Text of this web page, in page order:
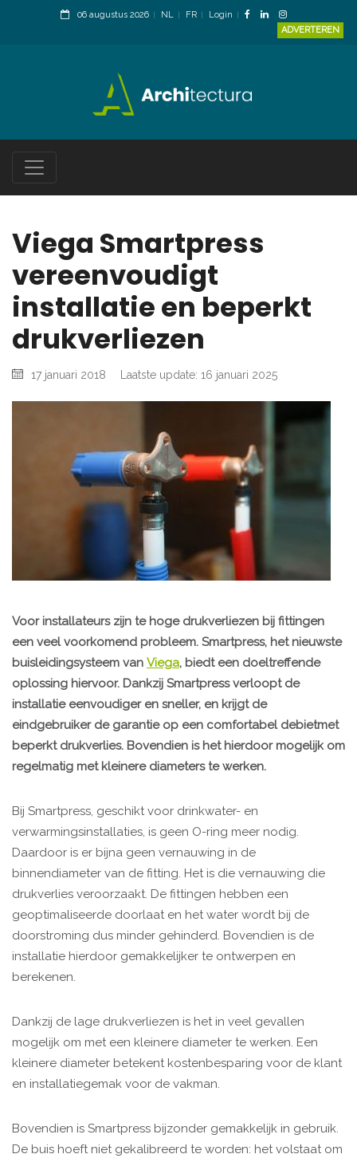
06 augustus 2026 NL FR
Login
ADVERTEREN
Viega Smartpress
vereenvoudigt
installatie en beperkt
drukverliezen
17 januari 2018 Laatste update: 16 januari 2025
Voor installateurs zijn te hoge drukverliezen bij fittingen
een veel voorkomend probleem. Smartpress, het nieuwste
buisleidingsysteem van Viega, biedt een doeltreffende
oplossing hiervoor. Dankzij Smartpress verloopt de
installatie eenvoudiger en sneller, en krijgt de
eindgebruiker de garantie op een comfortabel debietmet
beperkt drukverlies. Bovendien is het hierdoor mogelijk om
regelmatig met kleinere diameters te werken.
Bij Smartpress, geschikt voor drinkwater- en
verwarmingsinstallaties, is geen O-ring meer nodig.
Daardoor is er bijna geen vernauwing in de
binnendiameter van de fitting. Het is die vernauwing die
drukverlies veroorzaakt. De fittingen hebben een
geoptimaliseerde doorlaat en het water wordt bij de
doorstroming dus minder gehinderd. Bovendien is de
installatie hierdoor gemakkelijker te ontwerpen en
berekenen.
Dankzij de lage drukverliezen is het in veel gevallen
mogelijk om met een kleinere diameter te werken. Een
kleinere diameter betekent kostenbesparing voor de klant
en installatiegemak voor de vakman.
Bovendien is Smartpress bijzonder gemakkelijk in gebruik.
De buis hoeft niet gekalibreerd te worden: het volstaat om